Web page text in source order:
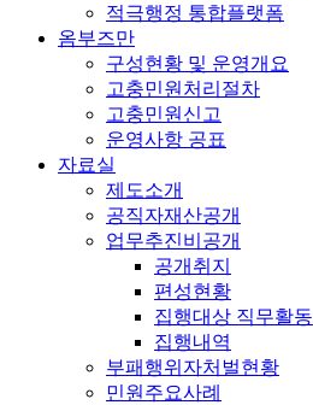
적극행정 통합플랫폼
옴부즈만
구성현황 및 운영개요
고충민원처리절차
고충민원신고
운영사항 공표
자료실
제도소개
공직자재산공개
업무추진비공개
공개취지
편성현황
집행대상 직무활동
집행내역
부패행위자처벌현황
민원주요사례